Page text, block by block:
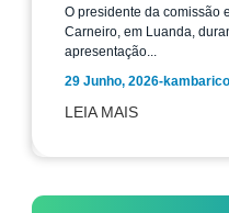
O presidente da comissão
Carneiro, em Luanda,
apresentação...
29 Junho, 2026-kambarico
LEIA MAIS